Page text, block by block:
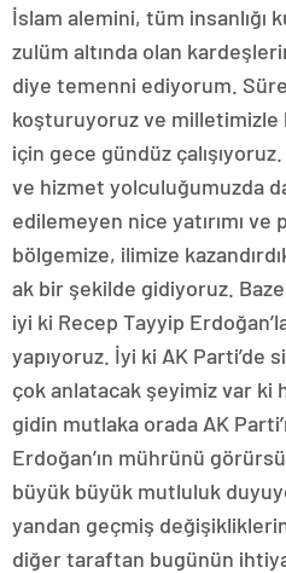
İslam alemini, tüm insanlığı
zulüm altında olan
diye temenni ediyorum.
koşturuyoruz ve milletimizle
için gece gündüz
ve hizmet yolculuğumuzda
edilemeyen nice yatırımı ve
bölgemize, ilimize
ak bir şekilde gidiyoruz.
iyi ki Recep Tayyip
yapıyoruz. İyi ki AK Parti’de
çok anlatacak şeyimiz var ki
gidin mutlaka orada AK
Erdoğan’ın mührünü
büyük büyük mutluluk
yandan geçmiş
diğer taraftan bugünün